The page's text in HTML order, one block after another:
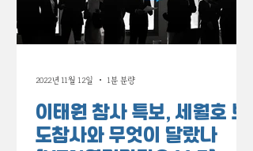
이태원 참사 특보, 세월호 보
도참사와 무엇이 달랐나
2022년 11월 12일 1분 분량